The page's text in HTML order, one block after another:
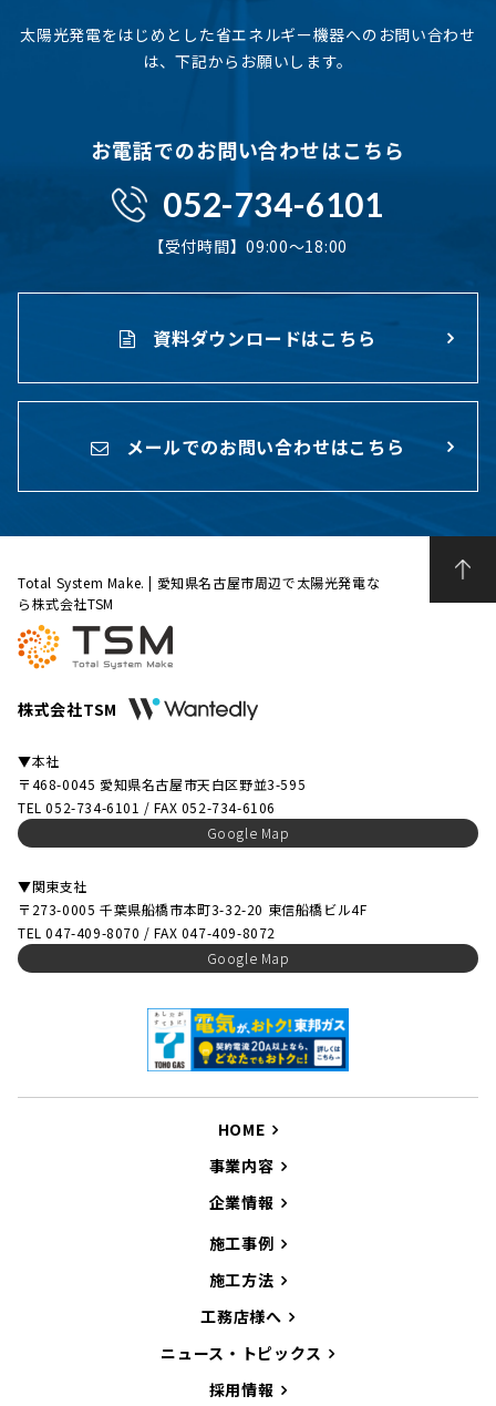
太陽光発電をはじめとした省エネルギー機器へのお問い合わせ
は、下記からお願いします。
お電話でのお問い合わせはこちら
052-734-6101
【受付時間】09:00〜18:00
資料ダウンロードはこちら
メールでのお問い合わせはこちら
Total System Make. | 愛知県名古屋市周辺で太陽光発電な
ら株式会社TSM
株式会社TSM
▼本社
〒468-0045 愛知県名古屋市天白区野並3-595
TEL 052-734-6101 / FAX 052-734-6106
Google Map
▼関東支社
〒273-0005 千葉県船橋市本町3-32-20 東信船橋ビル4F
TEL 047-409-8070 / FAX 047-409-8072
Google Map
HOME
事業内容
企業情報
施工事例
施工方法
工務店様へ
ニュース・トピックス
採用情報